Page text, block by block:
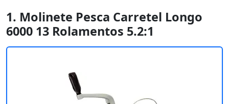
1. Molinete Pesca Carretel Longo
6000 13 Rolamentos 5.2:1